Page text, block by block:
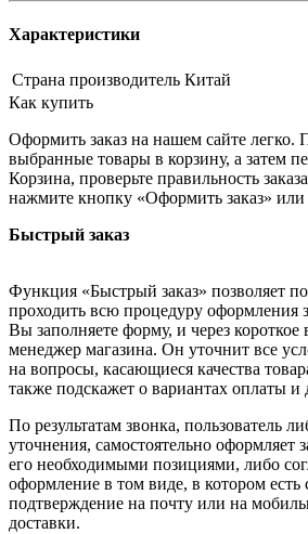
Характеристики
Страна производитель Китай
Как купить
Оформить заказ на нашем сайте легко.
выбранные товары в корзину, а затем
Корзина, проверьте правильность
нажмите кнопку «Оформить заказ» или
Быстрый заказ
Функция «Быстрый заказ» позволяет
проходить всю процедуру оформления
Вы заполняете форму, и через короткое
менеджер магазина. Он уточнит все
на вопросы, касающиеся качества
также подскажет о вариантах оплаты и
По результатам звонка, пользователь
уточнения, самостоятельно оформляет
его необходимыми позициями, либо
оформление в том виде, в котором есть
подтверждение на почту или на
доставки.